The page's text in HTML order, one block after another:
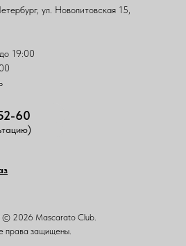
© 2026 Mascarato Club.
права защищены.
ул. Новолитовская 15,
19:00
60